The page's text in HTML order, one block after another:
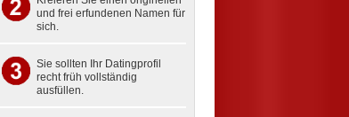
und frei erfundenen Namen für
sich.
Sie sollten Ihr Datingprofil
recht früh vollständig
ausfüllen.